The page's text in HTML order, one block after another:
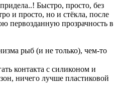
Быстро, просто, без
и просто, но и стёкла, после
первозданную прозрачность в
рыб (и не только), чем-то
контакта с силиконом и
ничего лучше пластиковой